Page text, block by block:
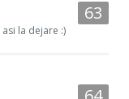
la dejare :)